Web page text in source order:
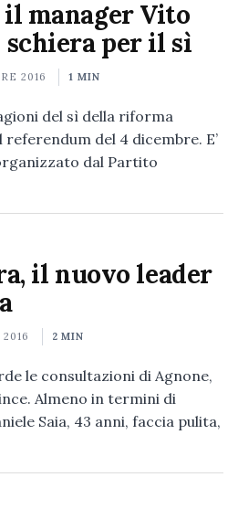
manager Vito
schiera per il sì
2016 1 MIN
del sì della riforma
del 4 dicembre. E’
dal Partito
il nuovo leader
2 MIN
le consultazioni di Agnone,
Almeno in termini di
Saia, 43 anni, faccia pulita,